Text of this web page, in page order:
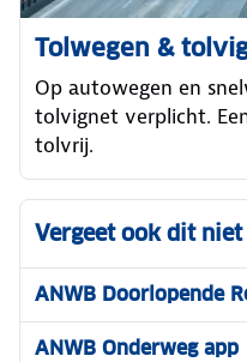
Tolwegen &
Op autowegen en
tolvignet verplicht.
tolvrij.
Vergeet ook dit niet
ANWB Doorlopende
ANWB Onderweg app